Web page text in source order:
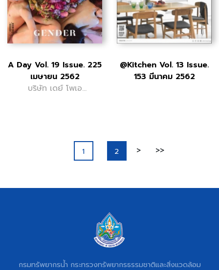
A Day Vol. 19 Issue. 225
เมษายน 2562
บริษัท เดย์ โพเอ
@Kitchen Vol. 13 Issue.
153 มีนาคม 2562
1 2 > >>
กรมทรัพยากรน้ำ กระทรวงทรัพยากรธรรมชาติและสิ่งแวดล้อม